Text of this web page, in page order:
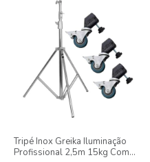
Tripé Inox Greika Iluminação
Profissional 2,5m 15kg Com